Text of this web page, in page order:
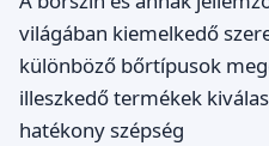
világában kiemelkedő
különböző bőrtípusok
illeszkedő termékek
hatékony szépség